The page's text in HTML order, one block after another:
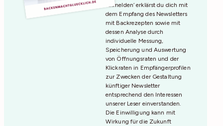
Anmelden‘ erklärst du dich mit
dem Empfang des Newsletters
mit Backrezepten sowie mit
dessen Analyse durch
individuelle Messung,
Speicherung und Auswertung
von Öffnungsraten und der
Klickraten in Empfängerprofilen
zur Zwecken der Gestaltung
künftiger Newsletter
entsprechend den Interessen
unserer Leser einverstanden.
Die Einwilligung kann mit
Wirkung für die Zukunft